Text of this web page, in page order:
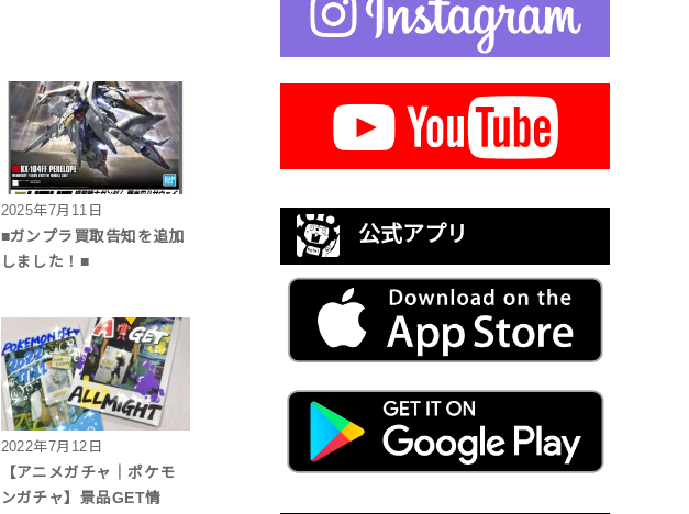
2025年7月11日
■ガンプラ買取告知を追加
しました！■
2022年7月12日
【アニメガチャ｜ポケモ
ンガチャ】景品GET情
公式アプリ